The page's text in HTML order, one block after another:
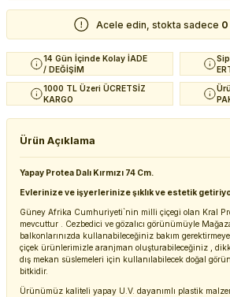
Acele edin, stokta sadece 0
14 Gün İçinde Kolay İADE
/ DEĞİŞİM
1000 TL Üzeri ÜCRETSİZ
KARGO
Ürün Açıklama
Yapay Protea Dalı Kırmızı 74 Cm.
Evlerinize ve işyerlerinize şıklık ve estetik
Güney Afrika Cumhuriyeti`nin milli çiçegi olan Kral
mevcuttur . Cezbedici ve gözalıcı görünümüyle
balkonlarınızda kullanabileceğiniz bakım
çiçek ürünlerimizle aranjman oluşturabileceğiniz ,
dış mekan süslemeleri için kullanılabilecek doğal
bitkidir.
Ürünümüz kaliteli yapay U.V. dayanımlı plastik